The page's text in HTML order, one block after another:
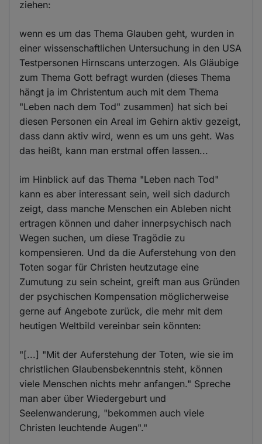
ziehen:
wenn es um das Thema Glauben geht, wurden in
einer wissenschaftlichen Untersuchung in den USA
Testpersonen Hirnscans unterzogen. Als Gläubige
zum Thema Gott befragt wurden (dieses Thema
hängt ja im Christentum auch mit dem Thema
"Leben nach dem Tod" zusammen) hat sich bei
diesen Personen ein Areal im Gehirn aktiv gezeigt,
dass dann aktiv wird, wenn es um uns geht. Was
das heißt, kann man erstmal offen lassen...
im Hinblick auf das Thema "Leben nach Tod"
kann es aber interessant sein, weil sich dadurch
zeigt, dass manche Menschen ein Ableben nicht
ertragen können und daher innerpsychisch nach
Wegen suchen, um diese Tragödie zu
kompensieren. Und da die Auferstehung von den
Toten sogar für Christen heutzutage eine
Zumutung zu sein scheint, greift man aus Gründen
der psychischen Kompensation möglicherweise
gerne auf Angebote zurück, die mehr mit dem
heutigen Weltbild vereinbar sein könnten:
"[...] "Mit der Auferstehung der Toten, wie sie im
christlichen Glaubensbekenntnis steht, können
viele Menschen nichts mehr anfangen." Spreche
man aber über Wiedergeburt und
Seelenwanderung, "bekommen auch viele
Christen leuchtende Augen"."